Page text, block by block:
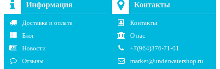
Информация
Доставка и оплата
Блог
Новости
Отзывы
Контакты
Контакты
О нас
+7(964)376-71-01
market@underwatershop.ru